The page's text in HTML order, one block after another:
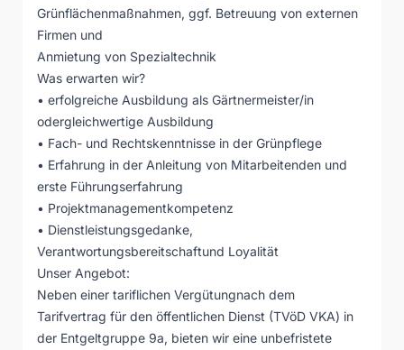
Grünflächenmaßnahmen, ggf. Betreuung von externen
Firmen und
Anmietung von Spezialtechnik
Was erwarten wir?
• erfolgreiche Ausbildung als Gärtnermeister/in
odergleichwertige Ausbildung
• Fach- und Rechtskenntnisse in der Grünpflege
• Erfahrung in der Anleitung von Mitarbeitenden und
erste Führungserfahrung
• Projektmanagementkompetenz
• Dienstleistungsgedanke,
Verantwortungsbereitschaftund Loyalität
Unser Angebot:
Neben einer tariflichen Vergütungnach dem
Tarifvertrag für den öffentlichen Dienst (TVöD VKA) in
der Entgeltgruppe 9a, bieten wir eine unbefristete